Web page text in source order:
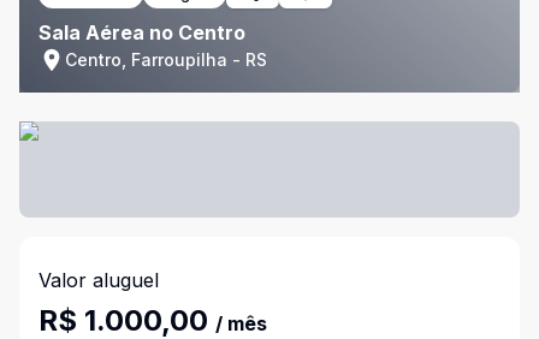
Sala Aérea no Centro
Centro, Farroupilha - RS
Valor aluguel
R$ 1.000,00 / mês